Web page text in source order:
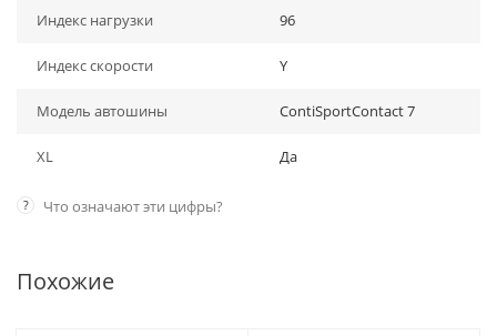
Индекс нагрузки 96
Индекс скорости Y
Модель автошины ContiSportContact 7
XL Да
? Что означают эти цифры?
Похожие